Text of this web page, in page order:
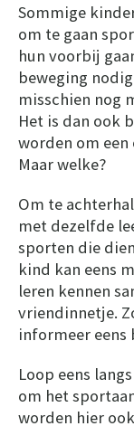
Sommige
om te gaan
hun voorbij
beweging
misschien nog
Het is dan ook
worden om
Maar welke?
Om te
met dezelfde
sporten die
kind kan eens
leren kennen
vriendinnetje.
informeer eens
Loop eens
om het
worden hier